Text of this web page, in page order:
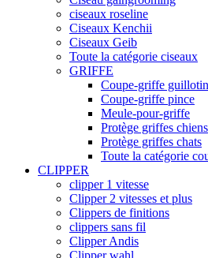
ciseaux roseline
Ciseaux Kenchii
Ciseaux Geib
Toute la catégorie ciseaux
GRIFFE
Coupe-griffe
Coupe-griffe pince
Meule-pour-griffe
Protège griffes chiens
Protège griffes chats
Toute la catégorie
CLIPPER
clipper 1 vitesse
Clipper 2 vitesses et plus
Clippers de finitions
clippers sans fil
Clipper Andis
Clipper wahl